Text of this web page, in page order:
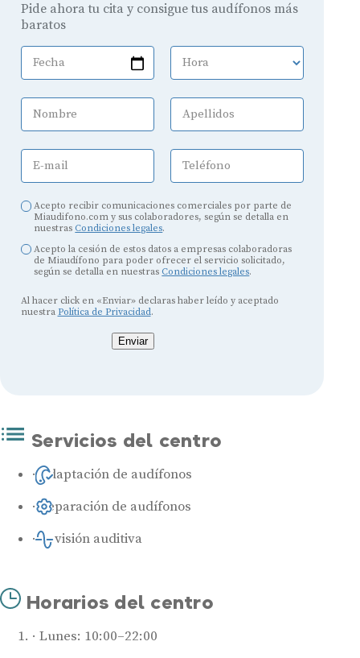
Pide ahora tu cita y consigue tus audífonos más
baratos
Fecha Hora
Nombre Apellidos
E-mail Teléfono
Acepto recibir comunicaciones comerciales por parte de
Miaudifono.com y sus colaboradores, según se detalla en
nuestras Condiciones legales.
Acepto la cesión de estos datos a empresas colaboradoras
de Miaudífono para poder ofrecer el servicio solicitado,
según se detalla en nuestras Condiciones legales.
Al hacer click en «Enviar» declaras haber leído y aceptado
nuestra Política de Privacidad.
Enviar
Servicios del centro
Adaptación de audífonos
Reparación de audífonos
Revisión auditiva
Horarios del centro
Lunes: 10:00–22:00